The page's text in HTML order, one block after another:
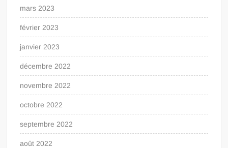
mars 2023
février 2023
janvier 2023
décembre 2022
novembre 2022
octobre 2022
septembre 2022
août 2022